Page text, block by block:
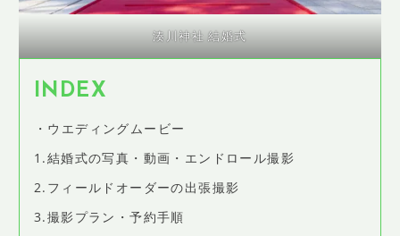
ご予約
提携カメラマン・求人情報
湊川神社 結婚式
INDEX
・ウエディングムービー
1.結婚式の写真・動画・エンドロール撮影
2.フィールドオーダーの出張撮影
3.撮影プラン・予約手順